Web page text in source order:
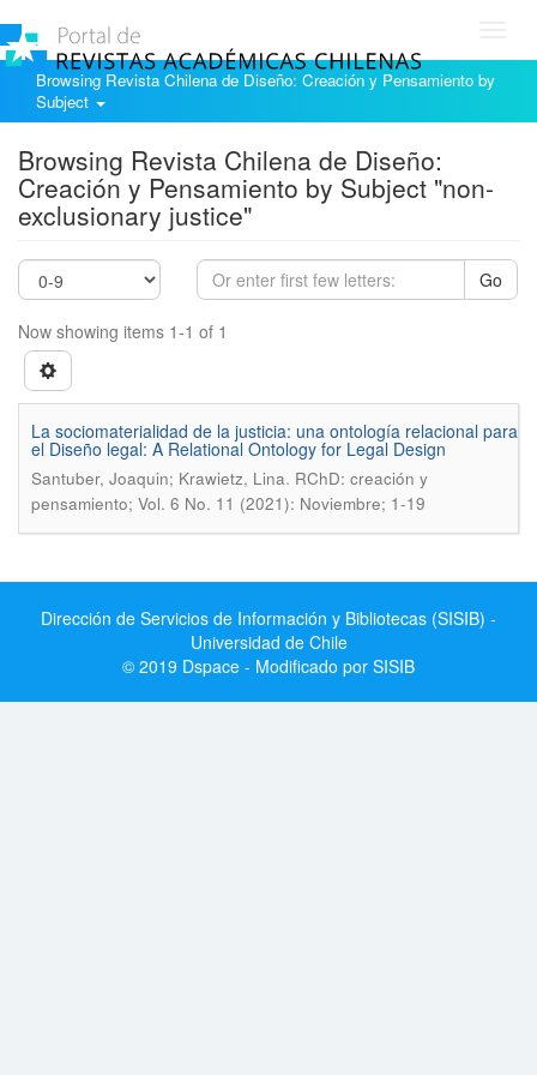
Browsing Revista Chilena de Diseño: Creación y Pensamiento by
Subject
Browsing Revista Chilena de Diseño:
Creación y Pensamiento by Subject "non-
exclusionary justice"
Go
Now showing items 1-1 of 1
La sociomaterialidad de la justicia: una ontología relacional para
el Diseño legal: A Relational Ontology for Legal Design
Santuber, Joaquin; Krawietz, Lina. RChD: creación y
pensamiento; Vol. 6 No. 11 (2021): Noviembre; 1-19
Dirección de Servicios de Información y Bibliotecas (SISIB) -
Universidad de Chile
© 2019 Dspace - Modificado por SISIB